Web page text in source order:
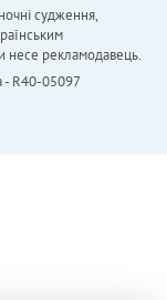
судження,
несе рекламодавець.
- R40-05097